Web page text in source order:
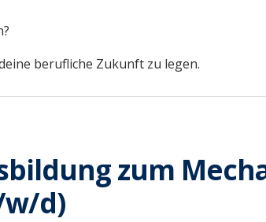
berufliche Zukunft zu legen.
zum
d)